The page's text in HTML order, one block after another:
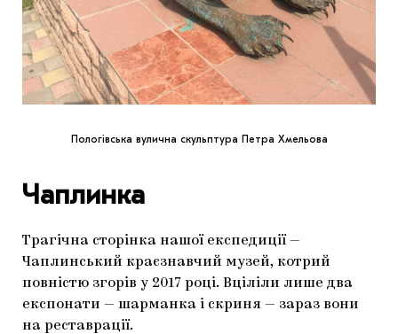
Пологівська вулична скульптура Петра Хмельова
Чаплинка
Трагічна сторінка нашої експедиції —
Чаплинський краєзнавчий музей, котрий
повністю згорів у 2017 році. Вціліли лише два
експонати — шарманка і скриня — зараз вони
на реставрації.